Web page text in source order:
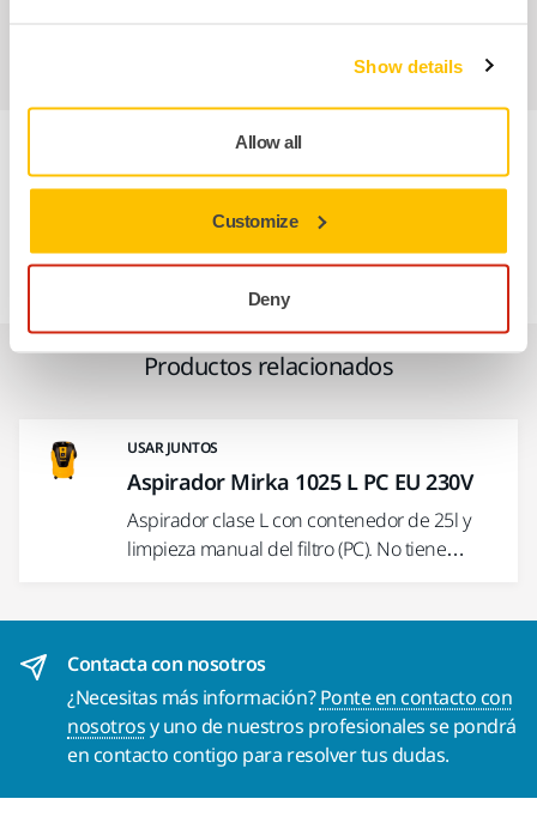
Show details
Allow all
Customize
Deny
Información sobre el producto
Durable fleece dustbag for Mirka Dust Extractor DE 1025.
Productos relacionados
USAR JUNTOS
Aspirador Mirka 1025 L PC EU 230V
Aspirador clase L con contenedor de 25l y
limpieza manual del filtro (PC). No tiene…
Contacta con nosotros
¿Necesitas más información?Ponte en contacto con
nosotrosy uno de nuestros profesionales se pondrá
en contacto contigo para resolver tus dudas.